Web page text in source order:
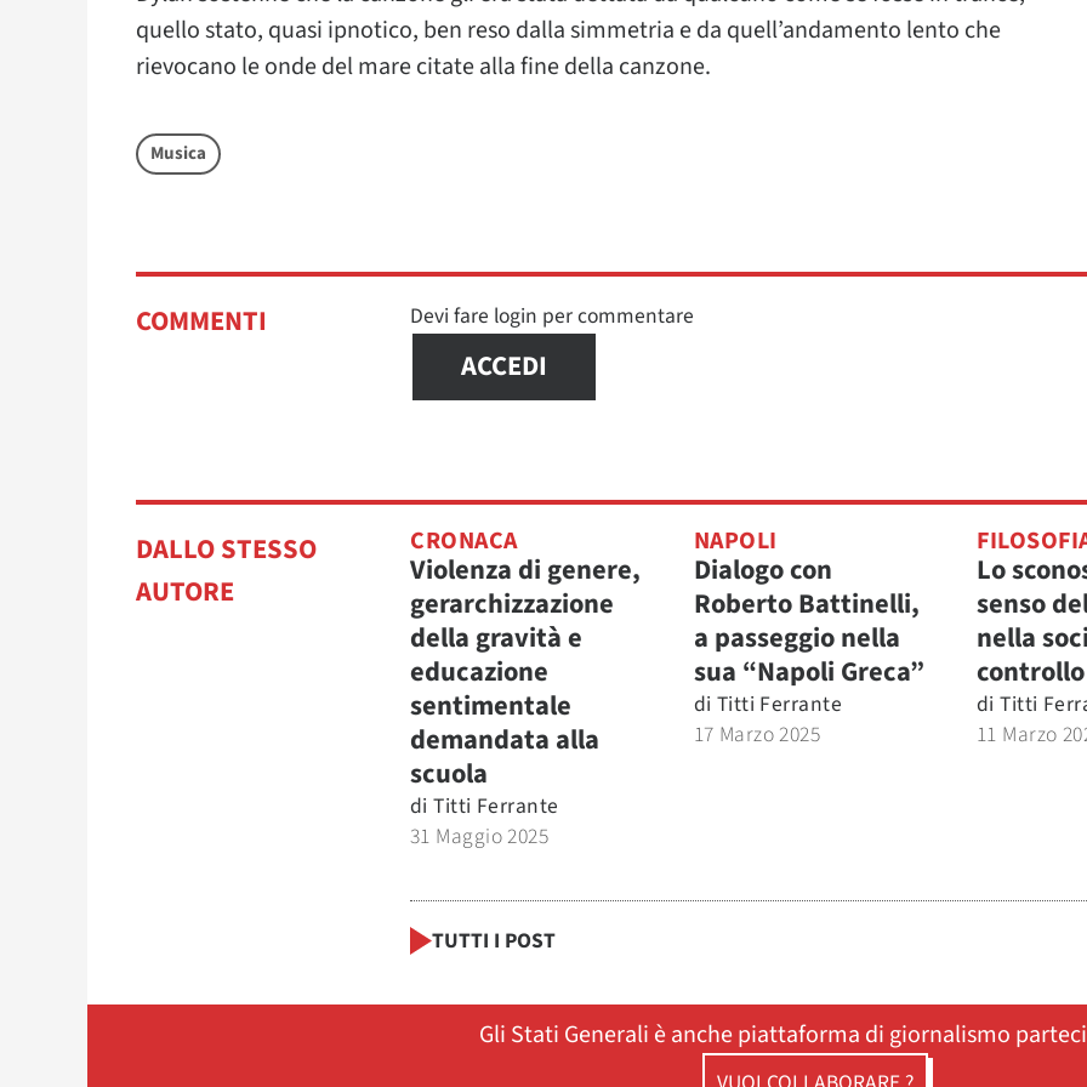
quello stato, quasi ipnotico, ben reso dalla simmetria e da quell’andamento lento che
rievocano le onde del mare citate alla fine della canzone.
Musica
COMMENTI Devi fare login per commentare
ACCEDI
DALLO STESSO
AUTORE
CRONACA
Violenza di genere,
gerarchizzazione
della gravità e
educazione
sentimentale
demandata alla
scuola
di Titti Ferrante
31 Maggio 2025
NAPOLI
Dialogo con
Roberto Battinelli,
a passeggio nella
sua “Napoli Greca”
di Titti Ferrante
17 Marzo 2025
Lo
senso
nella
controllo
di Titti
11 Marzo
TUTTI I POST
Gli Stati Generali è anche piattaforma di giornalismo